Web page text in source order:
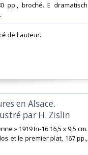
pp., broché. E dramatisch
de l'auteur.‎
en Alsace.
par H. Zislin‎
» 1919 In-16 16,5 x 9,5 cm.
et le premier plat, 167 pp.,